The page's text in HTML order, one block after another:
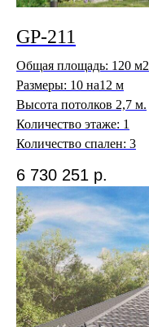
GP-211
Общая площадь: 120 м2
Размеры: 10 на12 м
Высота потолков 2,7 м.
Количество этаже: 1
Количество спален: 3
6 730 251 р.